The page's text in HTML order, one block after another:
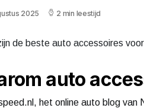
2025 2 min leestijd
auto
het online auto blog